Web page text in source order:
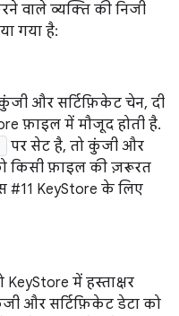
वाले व्यक्ति की निजी
गया है:
और सर्टिफ़िकेट चेन, दी
फ़ाइल में मौजूद होती है.
पर सेट है, तो कुंजी और
किसी फ़ाइल की ज़रूरत
#11 KeyStore के लिए
में हस्ताक्षर
और सर्टिफ़िकेट डेटा को